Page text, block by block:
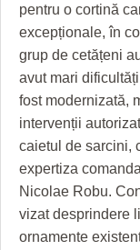
pentru o cortină
excepționale, în
grup de cetățeni
avut mari
fost modernizată,
intervenții
caietul de sarcini,
expertiza
Nicolae Robu.
vizat desprindere
ornamente